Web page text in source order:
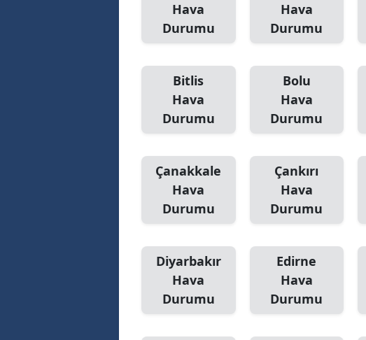
Hava
Durumu
Hava
Durumu
Bitlis
Hava
Durumu
Bolu
Hava
Durumu
Çanakkale
Hava
Durumu
Çankırı
Hava
Durumu
Diyarbakır
Hava
Durumu
Edirne
Hava
Durumu